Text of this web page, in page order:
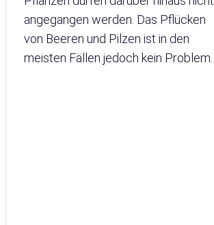
angegangen werden. Das Pflücken
von Beeren und Pilzen ist in den
meisten Fällen jedoch kein Problem.